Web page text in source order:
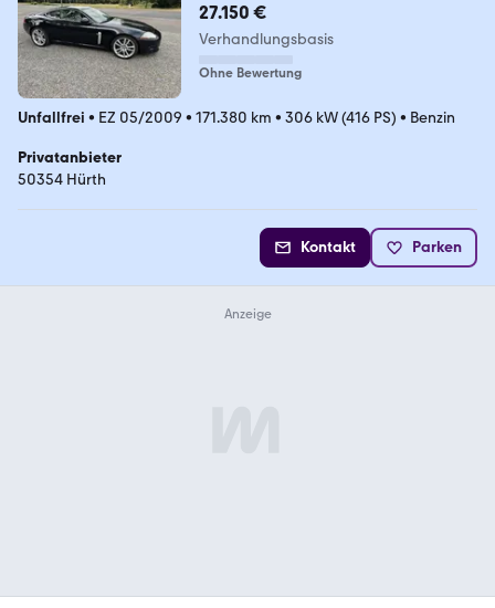
27.150 €
Verhandlungsbasis
Ohne Bewertung
Unfallfrei • EZ 05/2009 • 171.380 km • 306 kW (416 PS) • Benzin
Privatanbieter
50354 Hürth
Kontakt Parken